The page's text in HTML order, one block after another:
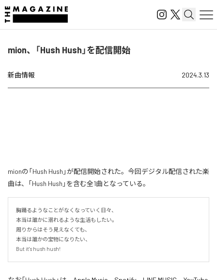
mion、「Hush Hush」を配信開始
新曲情報 2024.3.13
mionの「Hush Hush」が配信開始された。今回デジタル配信された楽
曲は、「Hush Hush」を含む全1曲となっている。
胸踊るようなことがなくなっていく日々、
本当は誰かに溺れるような生活もしたい。
周りからはそう見えなくても、
本当は誰かの宝物になりたい、
But it's hush hush!